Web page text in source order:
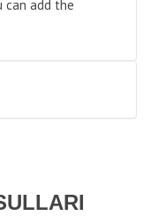
can add the